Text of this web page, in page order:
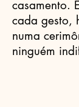
casamento.
cada gesto,
numa
ninguém